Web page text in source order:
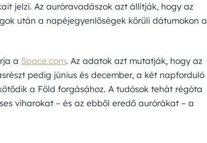
jelzi. Az auróravadászok azt állítják, hogy az
után a napéjegyenlőségek körüli dátumokon a
a Space.com. Az adatok azt mutatják, hogy az
pedig június és december, a két napforduló
a Föld forgásához. A tudósok tehát régóta
viharokat – és az ebből eredő aurórákat – a